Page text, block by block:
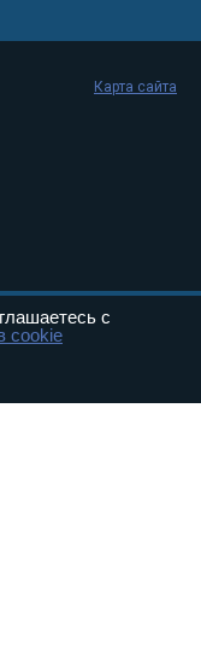
Карта сайта
с
cookie